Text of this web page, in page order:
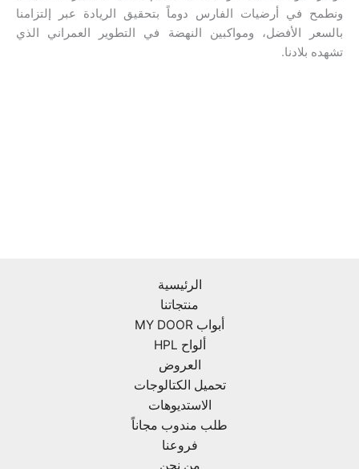
ونطمح في أرضيات الفارس دوماً بتحقيق الريادة عبر إلتزامنا
بالسعر الأفضل، ومواكبين النهضة في التطوير العمراني الذي
تشهده بلادنا.
الرئيسية
منتجاتنا
أبواب MY DOOR
ألواح HPL
العروض
تحميل الكتالوجات
الاستديوهات
طلب مندوب مجاناً
فروعنا
من نحن